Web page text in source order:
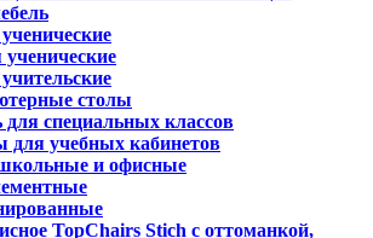
столы
для специальных классов
учебных кабинетов
и офисные